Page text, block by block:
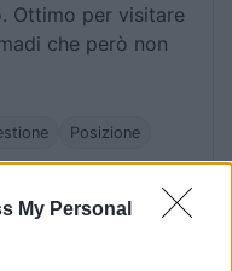
My Personal
Ottimo per visitare
che però non
Posizione